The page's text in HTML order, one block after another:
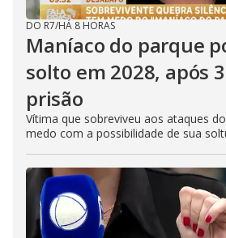
DO R7/HÁ 8 HORAS
Maníaco do parque
solto em 2028, após
prisão
Vítima que sobreviveu aos ataques
medo com a possibilidade de sua